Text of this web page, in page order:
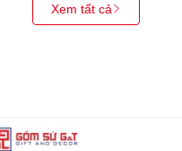
Xem tất cả